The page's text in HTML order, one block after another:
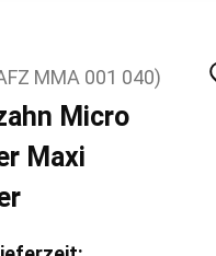
MMA 001 040)
Micro
Maxi